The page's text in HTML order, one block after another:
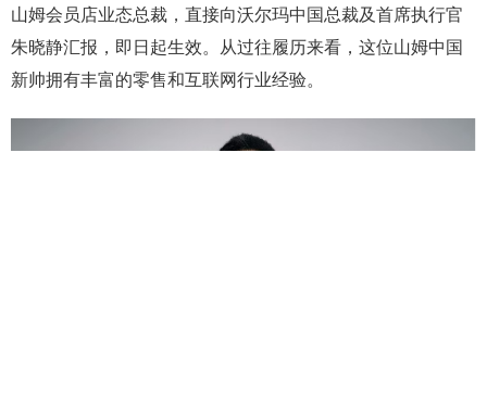
山姆会员店业态总裁，直接向沃尔玛中国总裁及首席执行官
朱晓静汇报，即日起生效。从过往履历来看，这位山姆中国
新帅拥有丰富的零售和互联网行业经验。